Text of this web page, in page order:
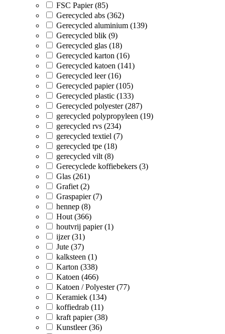
FSC Papier (85)
Gerecycled abs (362)
Gerecycled aluminium (139)
Gerecycled blik (9)
Gerecycled glas (18)
Gerecycled karton (16)
Gerecycled katoen (141)
Gerecycled leer (16)
Gerecycled papier (105)
Gerecycled plastic (133)
Gerecycled polyester (287)
gerecycled polypropyleen (19)
gerecycled rvs (234)
gerecycled textiel (7)
gerecycled tpe (18)
gerecycled vilt (8)
Gerecyclede koffiebekers (3)
Glas (261)
Grafiet (2)
Graspapier (7)
hennep (8)
Hout (366)
houtvrij papier (1)
ijzer (31)
Jute (37)
kalksteen (1)
Karton (338)
Katoen (466)
Katoen / Polyester (77)
Keramiek (134)
koffiedrab (11)
kraft papier (38)
Kunstleer (36)